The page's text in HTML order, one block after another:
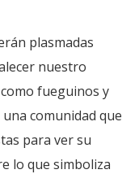
plasmadas
nuestro
fueguinos y
comunidad que
para ver su
lo que simboliza